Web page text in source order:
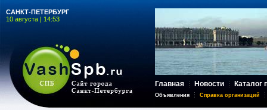
САНКТ-ПЕТЕРБУРГ
10 августа | 14:53
Главная Новости Каталог
Объявления Справка организаций